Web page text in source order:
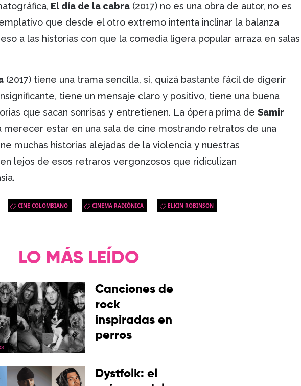
El día de la cabra (2017) no es una obra de autor, no es
que desde el otro extremo intenta inclinar la balanza
a las historias con que la comedia ligera popular arraza en salas
(2017) tiene una trama sencilla, sí, quizá bastante fácil de digerir
tiene un mensaje claro y positivo, tiene una buena
que sacan sonrisas y entretienen. La ópera prima de Samir
merecer estar en una sala de cine mostrando retratos de una
muchas historias alejadas de la violencia y nuestras
lejos de esos retraros vergonzosos que ridiculizan
CINE COLOMBIANO CINEMA RADIÓNICA ELKIN ROBINSON
LO MÁS LEÍDO
Canciones de
rock
inspiradas en
perros
Dystfolk: el